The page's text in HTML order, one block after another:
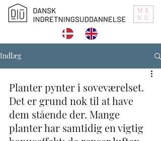
ME
NU
Indlæg
Planter pynter i soveværelset.
Det er grund nok til at have
dem stående der. Mange
planter har samtidig en vigtig